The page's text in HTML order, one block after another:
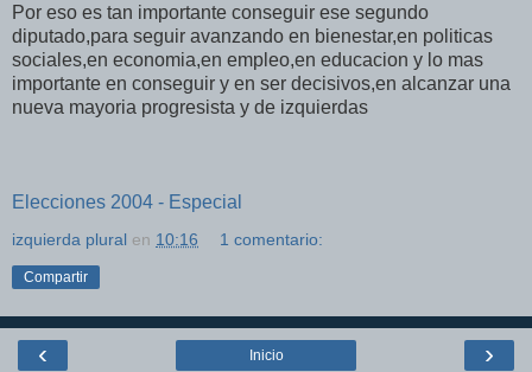
Por eso es tan importante conseguir ese segundo
diputado,para seguir avanzando en bienestar,en politicas
sociales,en economia,en empleo,en educacion y lo mas
importante en conseguir y en ser decisivos,en alcanzar una
nueva mayoria progresista y de izquierdas
Elecciones 2004 - Especial
izquierda plural en 10:16 1 comentario:
Compartir
‹ ›
Inicio